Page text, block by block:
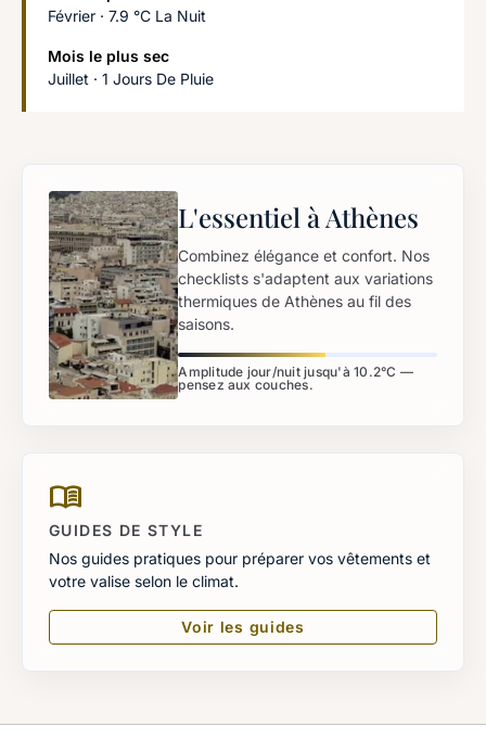
Février · 7.9 °C La Nuit
Mois le plus sec
Juillet · 1 Jours De Pluie
L'essentiel à Athènes
Combinez élégance et confort. Nos
checklists s'adaptent aux variations
thermiques de Athènes au fil des
saisons.
Amplitude jour/nuit jusqu'à 10.2°C —
pensez aux couches.
menu_book
GUIDES DE STYLE
Nos guides pratiques pour préparer vos vêtements et
votre valise selon le climat.
Voir les guides